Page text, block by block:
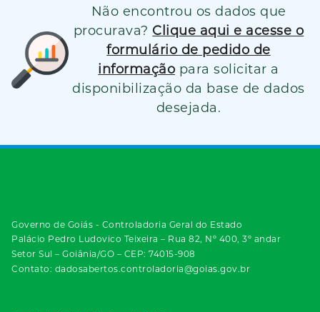
Não encontrou os dados que
procurava? Clique aqui e acesse o
formulário de pedido de
informação para solicitar a
disponibilização da base de dados
desejada.
Governo de Goiás - Controladoria Geral do Estado
Palácio Pedro Ludovico Teixeira – Rua 82, Nº 400, 3º andar
Setor Sul – Goiânia/GO – CEP: 74015-908
Contato: dadosabertos.controladoria@goias.gov.br